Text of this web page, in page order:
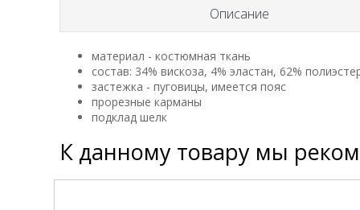
Описание
материал - костюмная ткань
состав: 34% вискоза, 4% эластан, 62%
застежка - пуговицы, имеется пояс
прорезные карманы
подклад шелк
К данному товару мы